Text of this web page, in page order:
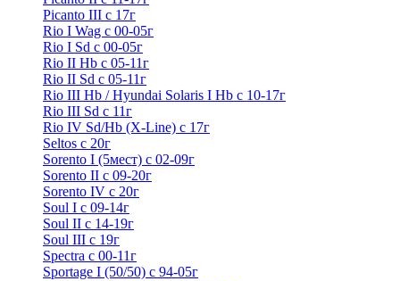
Picanto III c 17г
Rio I Wag c 00-05г
Rio I Sd с 00-05г
Rio II Hb с 05-11г
Rio II Sd с 05-11г
Rio III Hb / Hyundai Solaris I Hb с 10-17г
Rio III Sd c 11г
Rio IV Sd/Hb (X-Line) с 17г
Seltos с 20г
Sorento I (5мест) с 02-09г
Sorento II c 09-20г
Sorento IV с 20г
Soul I с 09-14г
Soul II с 14-19г
Soul III с 19г
Spectra с 00-11г
Sportage I (50/50) с 94-05г